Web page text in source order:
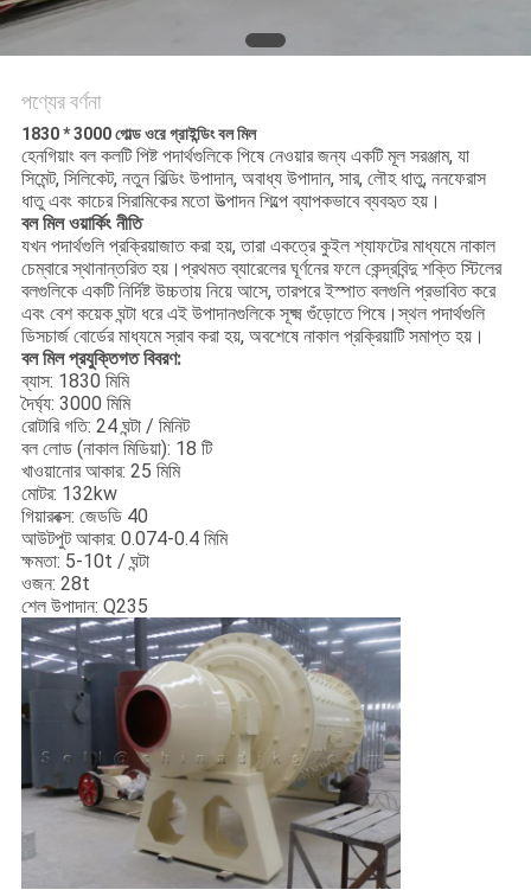
পণ্যের বর্ণনা
1830 * 3000 গোল্ড ওরে গ্রাইন্ডিং বল মিল
হেনগিয়াং বল কলটি পিষ্ট পদার্থগুলিকে পিষে নেওয়ার জন্য একটি মূল সরঞ্জাম, যা
সিমেন্ট, সিলিকেট, নতুন বিল্ডিং উপাদান, অবাধ্য উপাদান, সার, লৌহ ধাতু, ননফেরাস
ধাতু এবং কাচের সিরামিকের মতো উত্পাদন শিল্পে ব্যাপকভাবে ব্যবহৃত হয়।
বল মিল ওয়ার্কিং নীতি
যখন পদার্থগুলি প্রক্রিয়াজাত করা হয়, তারা একত্রে কুইল শ্যাফটের মাধ্যমে নাকাল
চেম্বারে স্থানান্তরিত হয়।প্রথমত ব্যারেলের ঘূর্ণনের ফলে কেন্দ্রবিন্দু শক্তি স্টিলের
বলগুলিকে একটি নির্দিষ্ট উচ্চতায় নিয়ে আসে, তারপরে ইস্পাত বলগুলি প্রভাবিত করে
এবং বেশ কয়েক ঘন্টা ধরে এই উপাদানগুলিকে সূক্ষ্ম গুঁড়োতে পিষে।স্থল পদার্থগুলি
ডিসচার্জ বোর্ডের মাধ্যমে স্রাব করা হয়, অবশেষে নাকাল প্রক্রিয়াটি সমাপ্ত হয়।
বল মিল প্রযুক্তিগত বিবরণ:
ব্যাস: 1830 মিমি
দৈর্ঘ্য: 3000 মিমি
রোটারি গতি: 24 ঘন্টা / মিনিট
বল লোড (নাকাল মিডিয়া): 18 টি
খাওয়ানোর আকার: 25 মিমি
মোটর: 132kw
গিয়ারবক্স: জেডডি 40
আউটপুট আকার: 0.074-0.4 মিমি
ক্ষমতা: 5-10t / ঘন্টা
ওজন: 28t
শেল উপাদান: Q235